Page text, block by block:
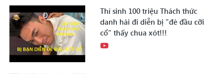
Thí sinh 100 triệu Thách thức
danh hài đi diễn bị "đè đầu cỡi
cổ" thấy chua xót!!!